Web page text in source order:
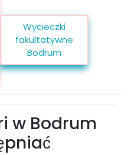
Wycieczki
fakultatywne
Bodrum
w Bodrum